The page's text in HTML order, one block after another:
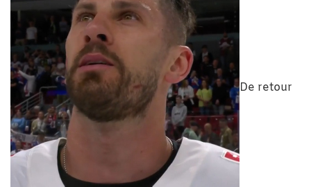
De retour